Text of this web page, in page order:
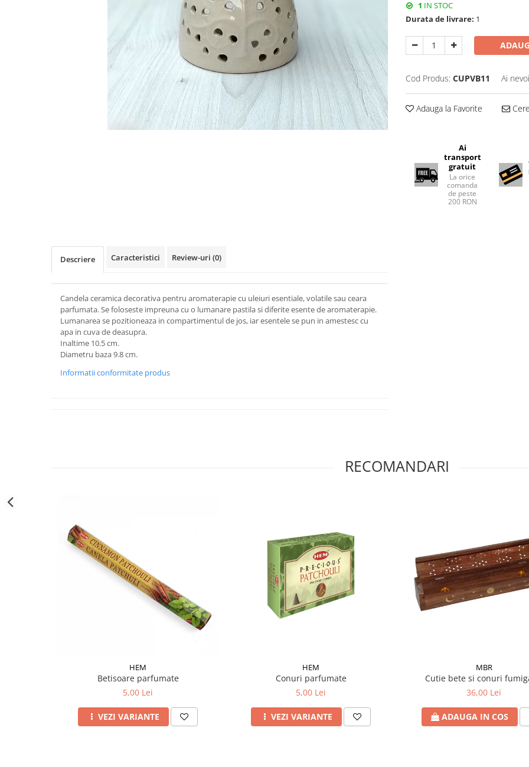
1 IN STOC
Durata de livrare: 1
Cod Produs: CUPVB11 Ai
Adauga la Favorite
Ai
transport
gratuit
La orice
comanda
de peste
200 RON
Descriere Caracteristici Review-uri (0)
Candela ceramica decorativa pentru aromaterapie cu uleiuri esentiale, volatile sau ceara
parfumata. Se foloseste impreuna cu o lumanare pastila si diferite esente de aromaterapie.
Lumanarea se pozitioneaza in compartimentul de jos, iar esentele se pun in amestesc cu
apa in cuva de deasupra.
Inaltime 10.5 cm.
Diametru baza 9.8 cm.
Informatii conformitate produs
RECOMANDARI
HEM
Betisoare parfumate
5,00 Lei
VEZI VARIANTE
HEM
Conuri parfumate
5,00 Lei
VEZI VARIANTE
MBR
Cutie bete si conuri
36,00 Lei
ADAUGA IN COS